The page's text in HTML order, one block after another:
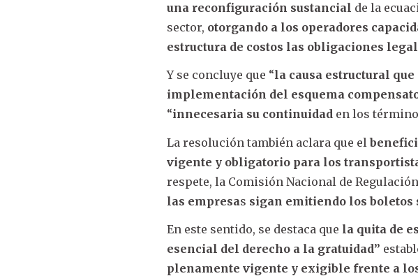
una reconfiguración sustancial de la
sector, otorgando a los operadores
estructura de costos las obligaciones
Y se concluye que “la causa estructural
implementación del esquema
“innecesaria su continuidad en los
La resolución también aclara que el
vigente y obligatorio para los
respete, la Comisión Nacional de
las empresas sigan emitiendo los boletos
En este sentido, se destaca que la quita de
esencial del derecho a la gratuidad”
plenamente vigente y exigible frente a